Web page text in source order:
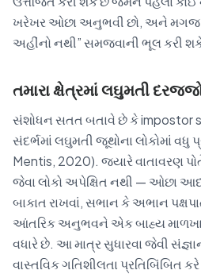
ખરેખર ઓછા અનુભવી છો, અને મગજ
અહીંનો નથી” સમજવાની ભૂલ કરી
તમારા ક્ષેત્રમાં લઘુમતી
સંશોધન સતત બતાવે છે કે impostor
સંદર્ભમાં લઘુમતી જૂથોના લોકોમાં વધુ
Mentis, 2020). જ્યારે વાતાવરણ
જેવા લોકો અપેક્ષિત નથી — ઓછા
બાકાત રાખવાં, સભાન કે અભાન
આંતરિક અનુભવને એક બાહ્ય
વધારે છે. આ માત્ર સુધારવા જેવી
વાસ્તવિક ગતિશીલતા પ્રતિબિંબિત